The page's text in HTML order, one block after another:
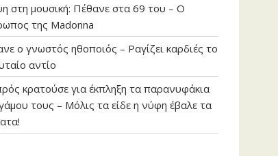
στη μουσική: Πέθανε στα 69 του – Ο
της Madonna
ο γνωστός ηθοποιός – Ραγίζει καρδιές το
αντίο
κρατούσε για έκπληξη τα παρανυφάκια
τους – Μόλις τα είδε η νύφη έβαλε τα